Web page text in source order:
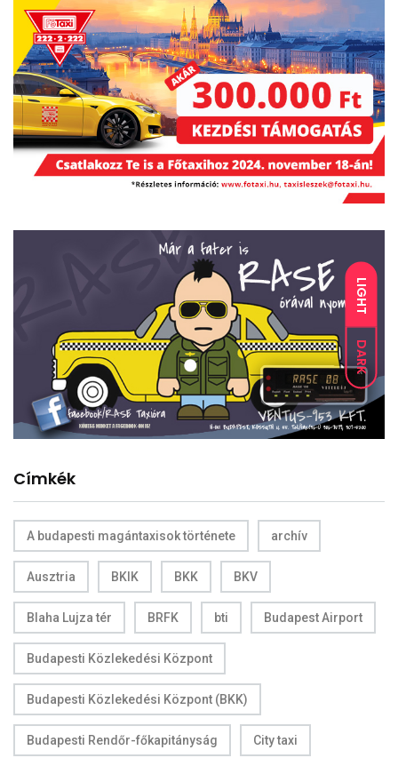
LIGHT
DARK
Címkék
A budapesti magántaxisok története archív
Ausztria BKIK BKK BKV
Blaha Lujza tér BRFK bti Budapest Airport
Budapesti Közlekedési Központ
Budapesti Közlekedési Központ (BKK)
Budapesti Rendőr-főkapitányság City taxi